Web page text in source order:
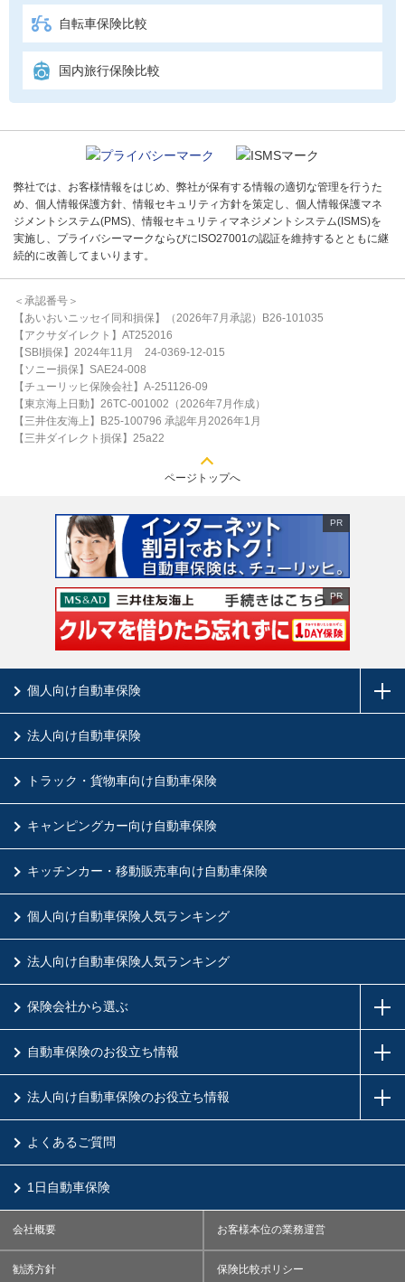
自転車保険比較
国内旅行保険比較
弊社では、お客様情報をはじめ、弊社が保有する情報の適切な管理を行うた
め、個人情報保護方針、情報セキュリティ方針を策定し、個人情報保護マネ
ジメントシステム(PMS)、情報セキュリティマネジメントシステム(ISMS)を
実施し、プライバシーマークならびにISO27001の認証を維持するとともに継
続的に改善してまいります。
＜承認番号＞
【あいおいニッセイ同和損保】（2026年7月承認）B26-101035
【アクサダイレクト】AT252016
【SBI損保】2024年11月 24-0369-12-015
【ソニー損保】SAE24-008
【チューリッヒ保険会社】A-251126-09
【東京海上日動】26TC-001002（2026年7月作成）
【三井住友海上】B25-100796 承認年月2026年1月
【三井ダイレクト損保】25a22
ページトップへ
PR
PR
個人向け自動車保険
法人向け自動車保険
トラック・貨物車向け自動車保険
キャンピングカー向け自動車保険
キッチンカー・移動販売車向け自動車保険
個人向け自動車保険人気ランキング
法人向け自動車保険人気ランキング
保険会社から選ぶ
自動車保険のお役立ち情報
法人向け自動車保険のお役立ち情報
よくあるご質問
1日自動車保険
会社概要 お客様本位の業務運営
勧誘方針 保険比較ポリシー